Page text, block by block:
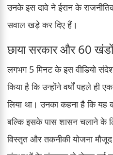
उनके इस दावे ने ईरान के
सवाल खड़े कर दिए हैं।
छाया सरकार और 60
लगभग 5 मिनट के इस वीडियो संदेश
किया है कि उन्होंने वर्षों पहले ही
लिया था। उनका कहना है कि यह
बल्कि इसके पास शासन चलाने के
विस्तृत और तकनीकी योजना